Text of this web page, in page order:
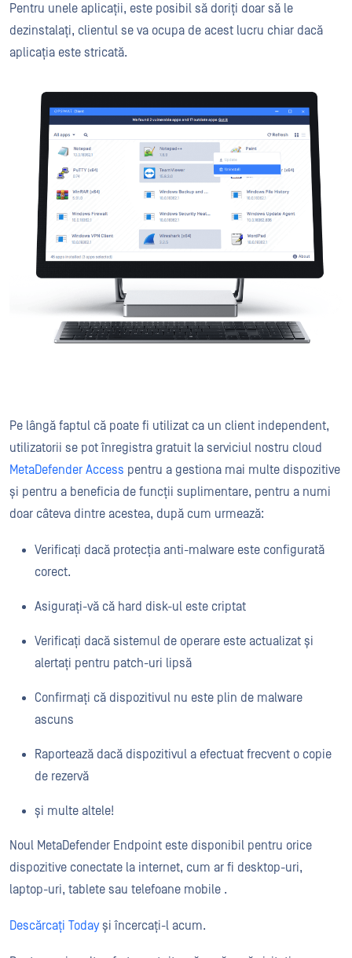
Pentru unele aplicații, este posibil să doriți doar să le
dezinstalați, clientul se va ocupa de acest lucru chiar dacă
aplicația este stricată.
Pe lângă faptul că poate fi utilizat ca un client independent,
utilizatorii se pot înregistra gratuit la serviciul nostru cloud
MetaDefender Access pentru a gestiona mai multe dispozitive
și pentru a beneficia de funcții suplimentare, pentru a numi
doar câteva dintre acestea, după cum urmează:
Verificați dacă protecția anti-malware este configurată
corect.
Asigurați-vă că hard disk-ul este criptat
Verificați dacă sistemul de operare este actualizat și
alertați pentru patch-uri lipsă
Confirmați că dispozitivul nu este plin de malware
ascuns
Raportează dacă dispozitivul a efectuat frecvent o copie
de rezervă
și multe altele!
Noul MetaDefender Endpoint este disponibil pentru orice
dispozitive conectate la internet, cum ar fi desktop-uri,
laptop-uri, tablete sau telefoane mobile .
Descărcați Todayși încercați-l acum.